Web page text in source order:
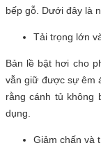
bếp gỗ. Dưới đây là
Tải trọng lớn
Bản lề bật hơi cho
vẫn giữ được sự êm
rằng cánh tủ không
dụng.
Giảm chấn và